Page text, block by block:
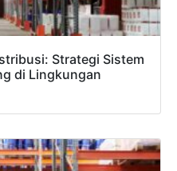
Strategi Sistem
di Lingkungan